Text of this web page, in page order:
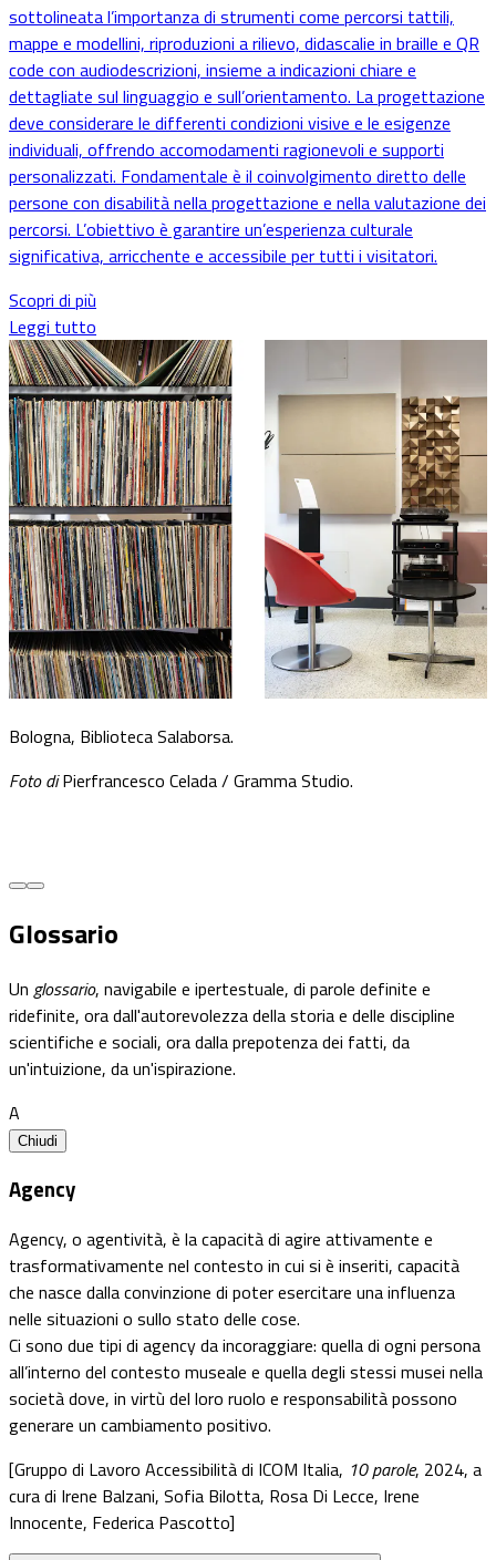
sottolineata l’importanza di strumenti come percorsi tattili,
mappe e modellini, riproduzioni a rilievo, didascalie in braille e QR
code con audiodescrizioni, insieme a indicazioni chiare e
dettagliate sul linguaggio e sull’orientamento. La progettazione
deve considerare le differenti condizioni visive e le esigenze
individuali, offrendo accomodamenti ragionevoli e supporti
personalizzati. Fondamentale è il coinvolgimento diretto delle
persone con disabilità nella progettazione e nella valutazione dei
percorsi. L’obiettivo è garantire un’esperienza culturale
significativa, arricchente e accessibile per tutti i visitatori.
Scopri di più
Leggi tutto
Milano, Museo Nazionale della Scienza e
Glossario
Un glossario, navigabile e ipertestuale, di parole definite e
ridefinite, ora dall'autorevolezza della storia e delle discipline
scientifiche e sociali, ora dalla prepotenza dei fatti, da
un'intuizione, da un'ispirazione.
A
Chiudi
Agency
Agency, o agentività, è la capacità di agire attivamente e
trasformativamente nel contesto in cui si è inseriti, capacità
che nasce dalla convinzione di poter esercitare una influenza
nelle situazioni o sullo stato delle cose.
Ci sono due tipi di agency da incoraggiare: quella di ogni persona
all’interno del contesto museale e quella degli stessi musei nella
società dove, in virtù del loro ruolo e responsabilità possono
generare un cambiamento positivo.
[Gruppo di Lavoro Accessibilità di ICOM Italia, 10 parole, 2024, a
cura di Irene Balzani, Sofia Bilotta, Rosa Di Lecce, Irene
Innocente, Federica Pascotto]